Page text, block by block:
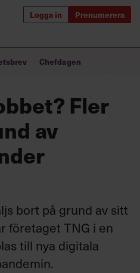
Logga in Prenumerera
världen
Chefdagen
Fler
av
bort på grund av sitt
företaget TNG i en
till nya digitala